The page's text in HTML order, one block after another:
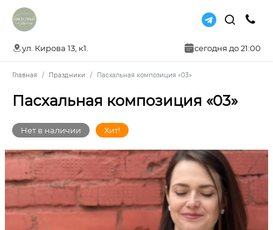
ул. Кирова 13, к1. сегодня до 21:00
Главная Праздники Пасхальная композиция «03»
Пасхальная композиция «03»
Нет в наличии Хит!